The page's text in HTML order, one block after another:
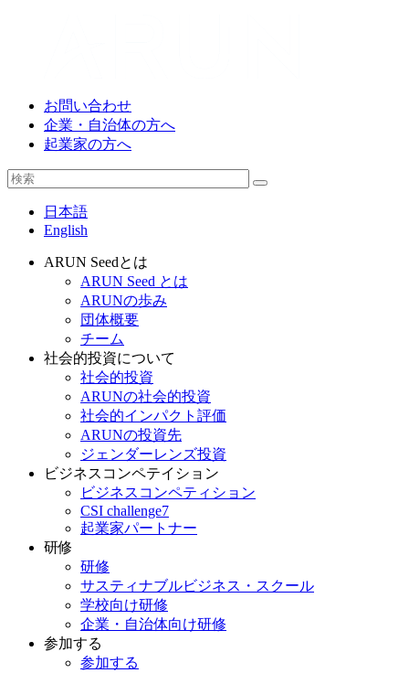
お問い合わせ
企業・自治体の方へ
起業家の方へ
日本語
English
ARUN Seedとは
ARUN Seed とは
ARUNの歩み
団体概要
チーム
社会的投資について
社会的投資
ARUNの社会的投資
社会的インパクト評価
ARUNの投資先
ジェンダーレンズ投資
ビジネスコンペテイション
ビジネスコンペティション
CSI challenge7
起業家パートナー
研修
研修
サスティナブルビジネス・スクール
学校向け研修
企業・自治体向け研修
参加する
参加する